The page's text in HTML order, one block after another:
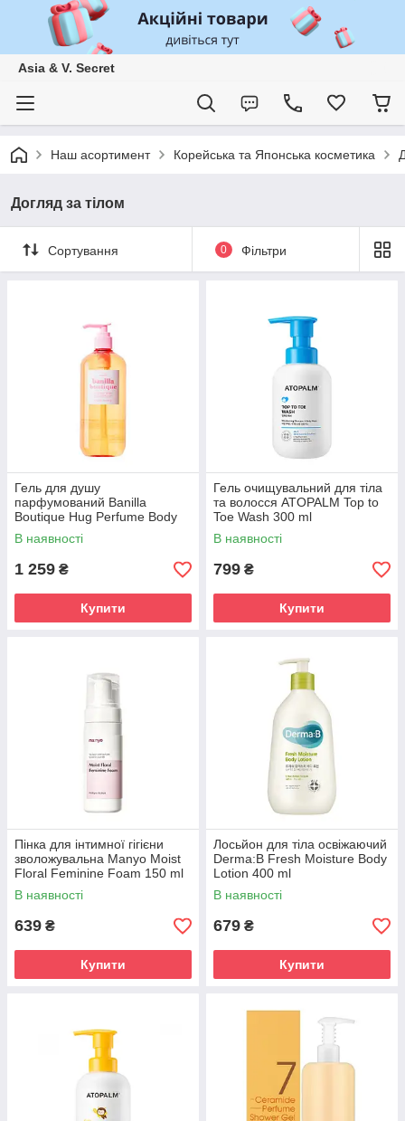
Asia & V. Secret
Наш асортимент Корейська та Японська косметика
Догляд за тілом
Сортування 0 Фільтри
Гель для душу
парфумований Banilla
Boutique Hug Perfume Body
Wash 500 ml
В наявності
1 259 ₴
Купити
Гель очищувальний для тіла
та волосся ATOPALM Top to
Toe Wash 300 ml
В наявності
799 ₴
Купити
Пінка для інтимної гігієни
зволожувальна Manyo Moist
Floral Feminine Foam 150 ml
В наявності
639 ₴
Купити
Лосьйон для тіла освіжаючий
Derma:B Fresh Moisture Body
Lotion 400 ml
В наявності
679 ₴
Купити